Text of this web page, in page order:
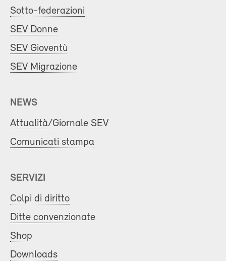
Sotto-federazioni
SEV Donne
SEV Gioventù
SEV Migrazione
NEWS
Attualità/Giornale SEV
Comunicati stampa
SERVIZI
Colpi di diritto
Ditte convenzionate
Shop
Downloads